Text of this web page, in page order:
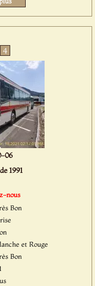
4
06
1991
nous
Bon
et Rouge
Bon